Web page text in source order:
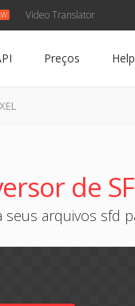
Video Translator
Preços Help
de
seus arquivos sfd